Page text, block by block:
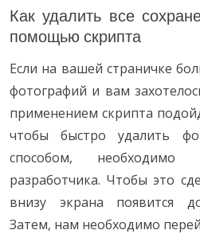
Как удалить все
помощью скрипта
Если на вашей страничке
фотографий и вам
применением скрипта
чтобы быстро удалить
способом, необходимо
разработчика. Чтобы это
внизу экрана появится
Затем, нам необходимо